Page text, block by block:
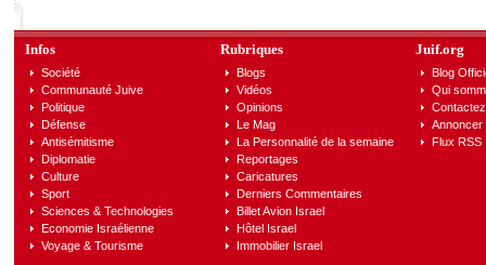
Infos
Société
Communauté Juive
Politique
Défense
Antisémitisme
Diplomatie
Culture
Sport
Sciences & Technologies
Economie Israélienne
Voyage & Tourisme
Rubriques
Blogs
Vidéos
Opinions
Le Mag
La Personnalité de la semaine
Reportages
Caricatures
Derniers Commentaires
Billet Avion Israel
Hôtel Israel
Immobilier Israel
Juif.org
Blog
Qui
Annoncer
Flux RSS